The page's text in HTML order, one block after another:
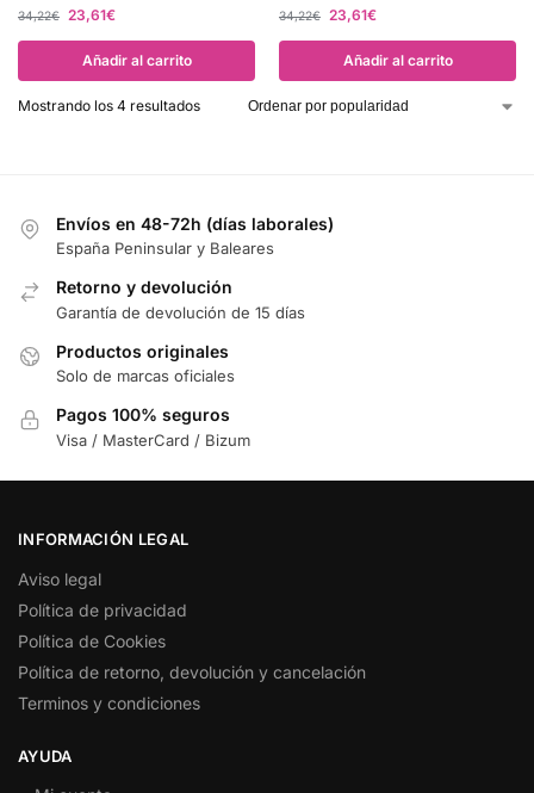
34,22€ 23,61€
Añadir al carrito
34,22€ 23,61€
Añadir al carrito
Mostrando los 4 resultados
Envíos en 48-72h (días laborales)
España Peninsular y Baleares
Retorno y devolución
Garantía de devolución de 15 días
Productos originales
Solo de marcas oficiales
Pagos 100% seguros
Visa / MasterCard / Bizum
INFORMACIÓN LEGAL
Aviso legal
Política de privacidad
Política de Cookies
Política de retorno, devolución y cancelación
Terminos y condiciones
AYUDA